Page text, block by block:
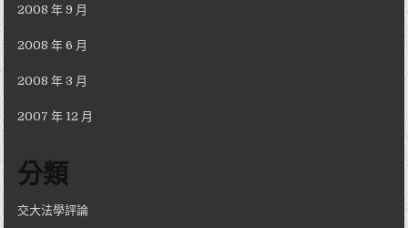
2008 年 9 月
2008 年 6 月
2008 年 3 月
2007 年 12 月
分類
交大法學評論